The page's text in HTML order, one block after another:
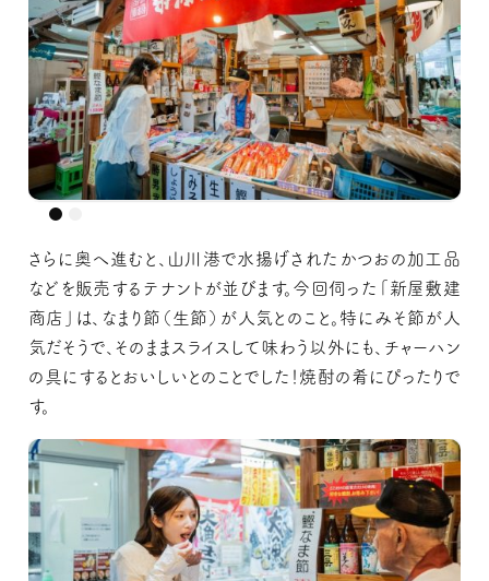
さらに奥へ進むと、山川港で水揚げされたかつおの加工品
などを販売するテナントが並びます。今回伺った「新屋敷建
商店」は、なまり節（生節）が人気とのこと。特にみそ節が人
気だそうで、そのままスライスして味わう以外にも、チャーハン
の具にするとおいしいとのことでした！焼酎の肴にぴったりで
す。